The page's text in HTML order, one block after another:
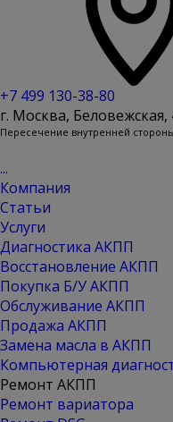
+7 499 130-38-80
г. Москва, Беловежская,
Пересечение внутренней
...
Компания
Статьи
Услуги
Диагностика АКПП
Восстановление АКПП
Покупка Б/У АКПП
Обслуживание АКПП
Продажа АКПП
Замена масла в АКПП
Компьютерная
Ремонт АКПП
Ремонт вариатора